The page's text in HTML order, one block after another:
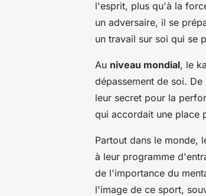
l'esprit, plus qu'à la
un adversaire, il se
un travail sur soi qui se
Au niveau mondial, le
dépassement de soi.
leur secret pour la
qui accordait une place
Partout dans le monde,
à leur programme
de l'importance du
l'image de ce sport,